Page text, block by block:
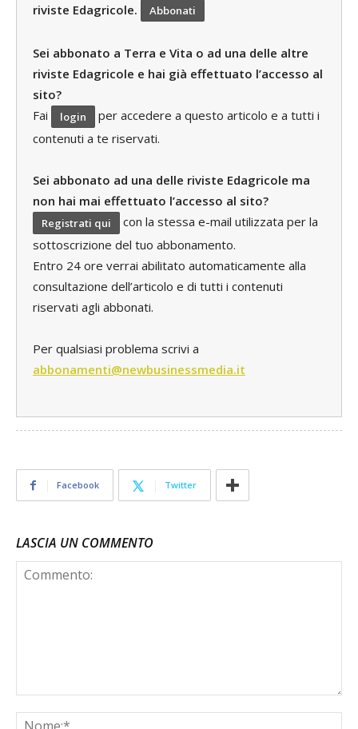
riviste Edagricole.
Abbonati
Sei abbonato a Terra e Vita o ad una delle altre
riviste Edagricole e hai già effettuato l’accesso al
sito?
Fai
login
per accedere a questo articolo e a tutti i
contenuti a te riservati.
Sei abbonato ad una delle riviste Edagricole ma
non hai mai effettuato l’accesso al sito?
Registrati qui
con la stessa e-mail utilizzata per la
sottoscrizione del tuo abbonamento.
Entro 24 ore verrai abilitato automaticamente alla
consultazione dell’articolo e di tutti i contenuti
riservati agli abbonati.
Per qualsiasi problema scrivi a
abbonamenti@newbusinessmedia.it
Facebook Twitter
LASCIA UN COMMENTO